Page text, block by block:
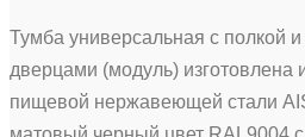
Тумба универсальная с полкой
дверцами (модуль) изготовлена
пищевой нержавеющей стали